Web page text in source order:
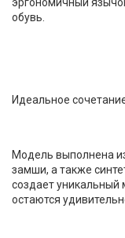
эргономичный
обувь.
Идеальное
Модель выполнена
замши, а также
создает уникальный
остаются